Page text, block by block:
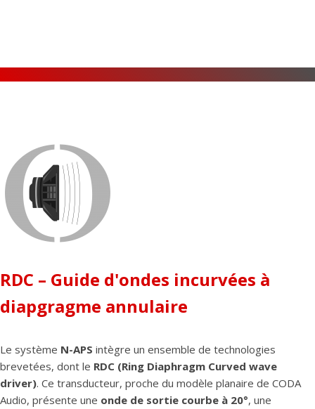
RDC – Guide d'ondes incurvées à
diapgragme annulaire
Le système N-APS intègre un ensemble de technologies
brevetées, dont le RDC (Ring Diaphragm Curved wave
driver). Ce transducteur, proche du modèle planaire de CODA
Audio, présente une onde de sortie courbe à 20°, une